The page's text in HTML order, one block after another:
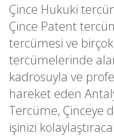
Çince Hukuki
Çince Patent
tercümesi ve
tercümelerinde
kadrosuyla ve
hareket eden
Tercüme, Çinceye
işinizi